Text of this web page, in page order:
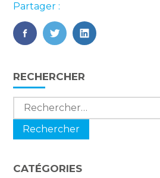
Partager :
FaceBook
TwitterLinkedIn
Blog
sidebar
RECHERCHER
Rechercher :
CATÉGORIES